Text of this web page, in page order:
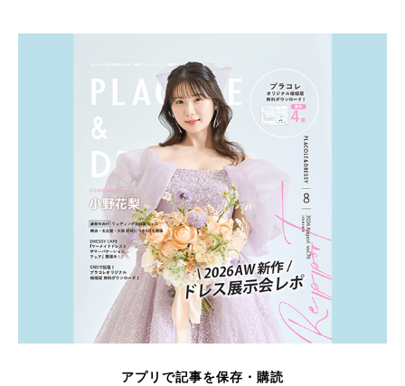
アプリで記事を保存・購読